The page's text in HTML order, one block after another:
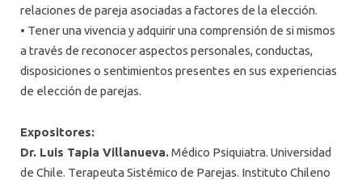
relaciones de pareja asociadas a factores de la elección.
• Tener una vivencia y adquirir una comprensión de si mismos
a través de reconocer aspectos personales, conductas,
disposiciones o sentimientos presentes en sus experiencias
de elección de parejas.
Expositores:
Dr. Luis Tapia Villanueva.Médico Psiquiatra. Universidad
de Chile. Terapeuta Sistémico de Parejas. Instituto Chileno